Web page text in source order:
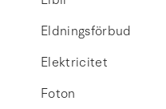
Eldningsförbud
Elektricitet
Foton